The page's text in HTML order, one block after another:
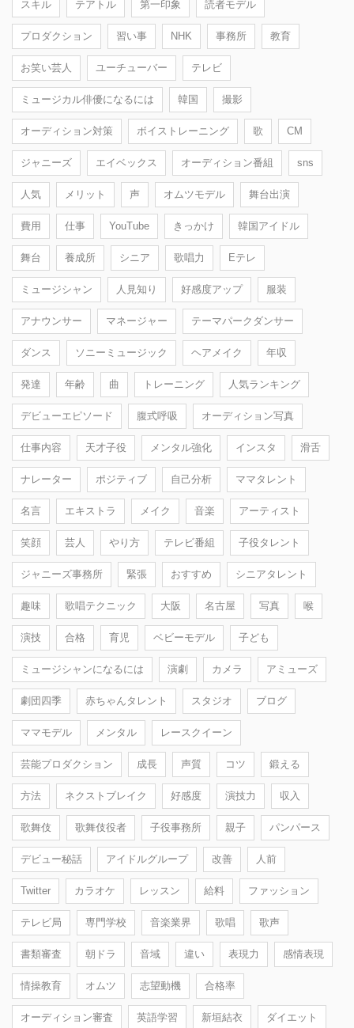
スキル テアトル 第一印象 読者モデル
プロダクション 習い事 NHK 事務所 教育
お笑い芸人 ユーチューバー テレビ
ミュージカル俳優になるには 韓国 撮影
オーディション対策 ボイストレーニング 歌 CM
ジャニーズ エイベックス オーディション番組 sns
人気 メリット 声 オムツモデル 舞台出演
費用 仕事 YouTube きっかけ 韓国アイドル
舞台 養成所 シニア 歌唱力 Eテレ
ミュージシャン 人見知り 好感度アップ 服装
アナウンサー マネージャー テーマパークダンサー
ダンス ソニーミュージック ヘアメイク 年収
発達 年齢 曲 トレーニング 人気ランキング
デビューエピソード 腹式呼吸 オーディション写真
仕事内容 天才子役 メンタル強化 インスタ 滑舌
ナレーター ポジティブ 自己分析 ママタレント
名言 エキストラ メイク 音楽 アーティスト
笑顔 芸人 やり方 テレビ番組 子役タレント
ジャニーズ事務所 緊張 おすすめ シニアタレント
趣味 歌唱テクニック 大阪 名古屋 写真 喉
演技 合格 育児 ベビーモデル 子ども
ミュージシャンになるには 演劇 カメラ アミューズ
劇団四季 赤ちゃんタレント スタジオ ブログ
ママモデル メンタル レースクイーン
芸能プロダクション 成長 声質 コツ 鍛える
方法 ネクストブレイク 好感度 演技力 収入
歌舞伎 歌舞伎役者 子役事務所 親子 パンパース
デビュー秘話 アイドルグループ 改善 人前
Twitter カラオケ レッスン 給料 ファッション
テレビ局 専門学校 音楽業界 歌唱 歌声
書類審査 朝ドラ 音域 違い 表現力 感情表現
情操教育 オムツ 志望動機 合格率
オーディション審査 英語学習 新垣結衣 ダイエット